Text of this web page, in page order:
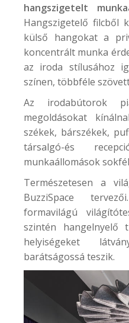
hangszigetelt
Hangszigetelő filcből
külső hangokat a
koncentrált munka
az iroda stílusához
színen, többféle
Az irodabútorok
megoldásokat
székek, bárszékek,
társalgó-és
munkaállomások
Természetesen a
BuzziSpace
formavilágú
szintén hangelnyelő
helyiségeket
barátságossá teszik.